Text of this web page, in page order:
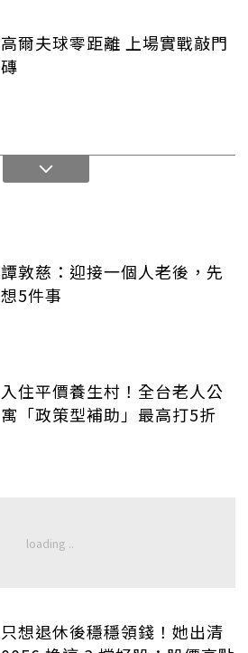
高爾夫球零距離 上場實戰敲門
磚
譚敦慈：迎接一個人老後，先
想5件事
入住平價養生村！全台老人公
寓「政策型補助」最高打5折
只想退休後穩穩領錢！她出清